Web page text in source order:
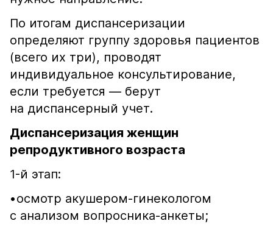
По итогам диспансеризации
определяют группу здоровья пациентов
(всего их три), проводят
индивидуальное консультирование,
если требуется — берут
на диспансерный учет.
Диспансеризация женщин
репродуктивного возраста
1-й этап:
•​осмотр акушером-гинекологом
с анализом вопросника-анкеты;